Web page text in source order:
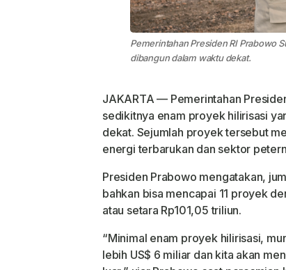
Pemerintahan Presiden RI Prabowo
dibangun dalam waktu dekat.
JAKARTA — Pemerintahan
sedikitnya enam proyek hilirisasi
dekat. Sejumlah proyek tersebut
energi terbarukan dan sektor
Presiden Prabowo mengatakan,
bahkan bisa mencapai 11 proyek
atau setara Rp101,05 triliun.
“Minimal enam proyek hilirisasi,
lebih US$ 6 miliar dan kita akan